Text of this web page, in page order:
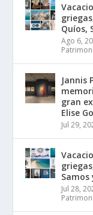
Quíos,
Ago 6,
Jannis
gran
Elise
Jul 29,
Samos
Jul 28,